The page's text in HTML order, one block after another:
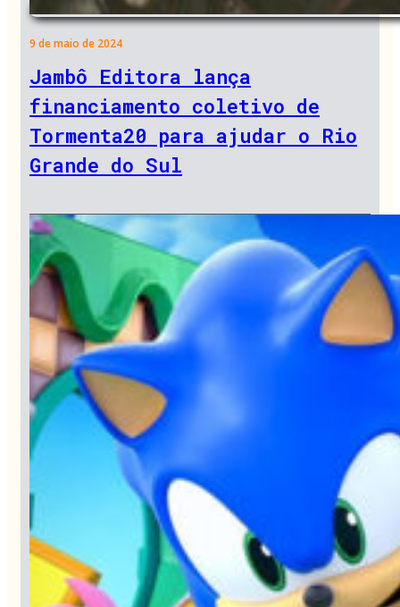
9 de maio de 2024
Jambô Editora lança
financiamento coletivo de
Tormenta20 para ajudar o Rio
Grande do Sul